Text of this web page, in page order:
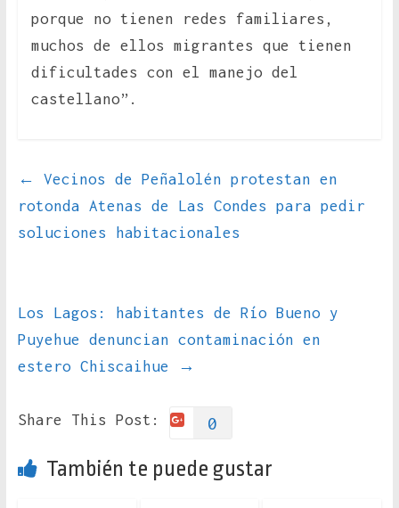
porque no tienen redes familiares,
muchos de ellos migrantes que tienen
dificultades con el manejo del
castellano”.
←
Vecinos de Peñalolén protestan en
rotonda Atenas de Las Condes para pedir
soluciones habitacionales
Los Lagos: habitantes de Río Bueno y
Puyehue denuncian contaminación en
estero Chiscaihue
→
Share This Post: 0
También te puede gustar